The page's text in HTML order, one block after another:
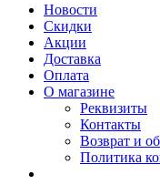
Новости
Скидки
Акции
Доставка
Оплата
О магазине
Реквизиты
Контакты
Возврат и
Политика